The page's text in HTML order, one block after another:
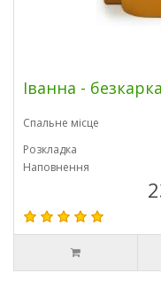
Іванна -
Спальне місце
Розкладка
Наповнення